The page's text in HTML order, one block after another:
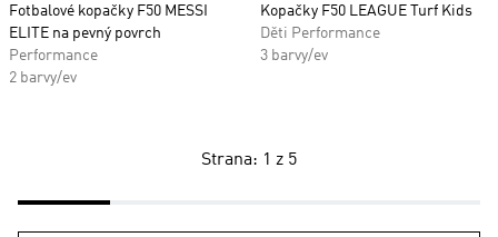
Fotbalové kopačky F50 MESSI
ELITE na pevný povrch
Performance
2 barvy/ev
Kopačky F50 LEAGUE Turf Kids
Děti Performance
3 barvy/ev
Strana: 1 z 5